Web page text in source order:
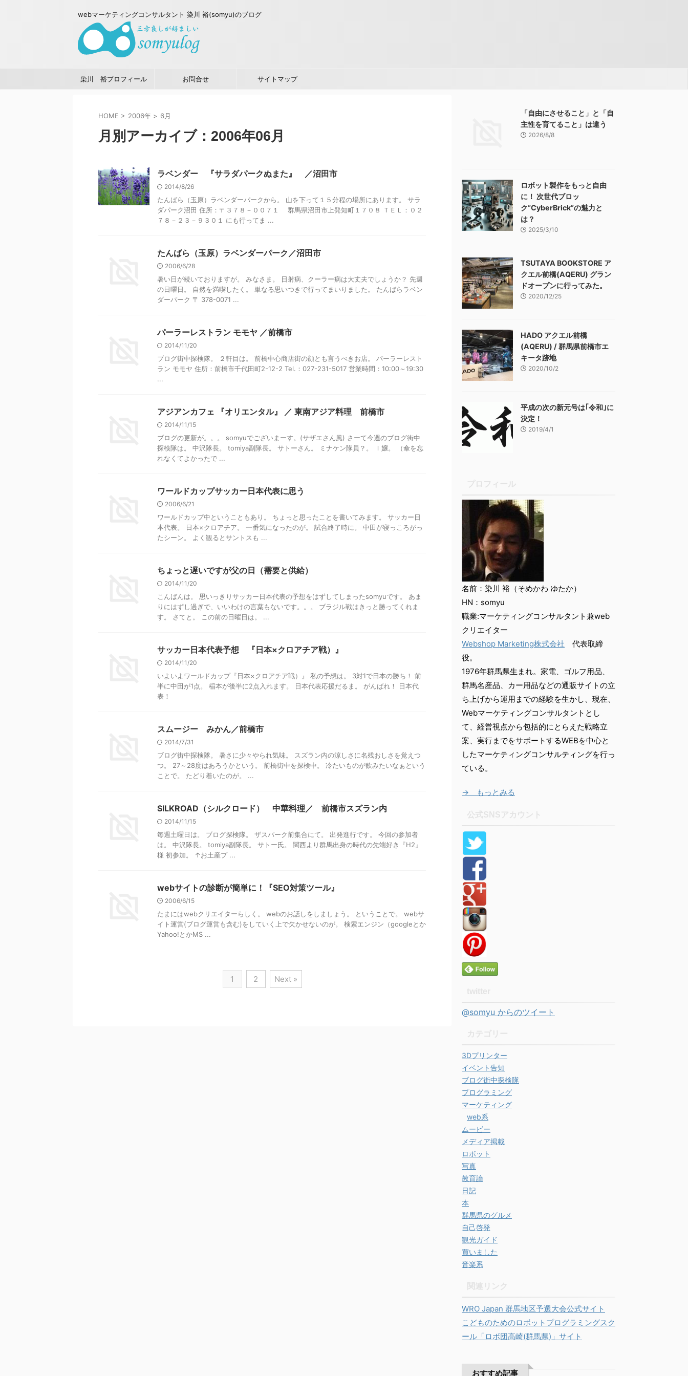
webマーケティングコンサルタント 染川 裕(somyu)のブログ
染川 裕プロフィール お問合せ サイトマップ
HOME > 2006年 > 6月
月別アーカイブ：2006年06月
ラベンダー 『サラダパークぬまた』 ／沼田市
2014/8/26
たんばら（玉原）ラベンダーパークから。 山を下って１５分程の場所にあります。 サラ
ダパーク沼田 住所：〒３７８－００７１ 群馬県沼田市上発知町１７０８ ＴＥＬ：０２
７８－２３－９３０１ にも行ってま ...
たんばら（玉原）ラベンダーパーク／沼田市
2006/6/28
暑い日が続いておりますが。 みなさま。 日射病、クーラー病は大丈夫でしょうか？ 先週
の日曜日。 自然を満喫したく。 単なる思いつきで行ってまいりました。 たんばらラベン
ダーパーク 〒 378-0071 ...
パーラーレストラン モモヤ ／前橋市
2014/11/20
ブログ街中探検隊。 ２軒目は。 前橋中心商店街の顔とも言うべきお店。 パーラーレスト
ラン モモヤ 住所：前橋市千代田町2-12-2 Tel.：027-231-5017 営業時間：10:00～19:30
...
アジアンカフェ 『オリエンタル』 ／ 東南アジア料理 前橋市
2014/11/15
ブログの更新が。。。 somyuでございまーす。(サザエさん風) さーて今週のブログ街中
探検隊は。 中沢隊長。 tomiya副隊長。 サトーさん。 ミナケン隊員？。 Ｉ嬢。 （傘を忘
れなくてよかったで ...
ワールドカップサッカー日本代表に思う
2006/6/21
ワールドカップ中ということもあり。 ちょっと思ったことを書いてみます。 サッカー日
本代表。 日本×クロアチア。 一番気になったのが。 試合終了時に。 中田が寝っころがっ
たシーン。 よく観るとサントスも ...
ちょっと遅いですが父の日（需要と供給）
2014/11/20
こんばんは。 思いっきりサッカー日本代表の予想をはずしてしまったsomyuです。 あま
りにはずし過ぎで、いいわけの言葉もないです。。。 ブラジル戦はきっと勝ってくれま
す。 さてと。 この前の日曜日は。 ...
サッカー日本代表予想 『日本×クロアチア戦）』
2014/11/20
いよいよワールドカップ『日本×クロアチア戦）』 私の予想は。 3対1で日本の勝ち！ 前
半に中田が1点。 稲本が後半に2点入れます。 日本代表応援だるま。 がんばれ！ 日本代
表！
スムージー みかん／前橋市
2014/7/31
ブログ街中探検隊。 暑さに少々やられ気味。 スズラン内の涼しさに名残おしさを覚えつ
つ。 27～28度はあろうかという。 前橋街中を探検中。 冷たいものが飲みたいなぁという
ことで。 たどり着いたのが。 ...
SILKROAD（シルクロード） 中華料理／ 前橋市スズラン内
2014/11/15
毎週土曜日は。 ブログ探検隊。 ザスパーク前集合にて。 出発進行です。 今回の参加者
は。 中沢隊長。 tomiya副隊長。 サトー氏。 関西より群馬出身の時代の先端好き『H2』
様 初参加。 ↑お土産プ ...
webサイトの診断が簡単に！『SEO対策ツール』
2006/6/15
たまにはwebクリエイターらしく。 webのお話しをしましょう。 ということで。 webサ
イト運営(ブログ運営も含む)をしていく上で欠かせないのが。 検索エンジン（googleとか
Yahoo!とかMS ...
1 2 Next »
「自由にさせること」と「自
主性を育てること」は違う
2026/8/8
ロボット製作をもっと自由
に！ 次世代ブロッ
ク“CyberBrick”の魅力と
は？
2025/3/10
TSUTAYA BOOKSTORE ア
クエル前橋(AQERU) グラン
ドオープンに行ってみた。
2020/12/25
HADO アクエル前橋
(AQERU) / 群馬県前橋市エ
キータ跡地
2020/10/2
平成の次の新元号は｢令和｣に
決定！
2019/4/1
名前：染川 裕（そめかわ ゆたか）
HN：somyu
職業:マーケティングコンサルタント兼web
クリエイター
Webshop Marketing株式会社 代表取締
役。
1976年群馬県生まれ。家電、ゴルフ用品、
群馬名産品、カー用品などの通販サイトの立
ち上げから運用までの経験を生かし、現在、
Webマーケティングコンサルタントとし
て、経営視点から包括的にとらえた戦略立
案、実行までをサポートするWEBを中心と
したマーケティングコンサルティングを行っ
ている。
→ もっとみる
@somyu からのツイート
3Dプリンター
イベント告知
ブログ街中探検隊
プログラミング
マーケティング
web系
ムービー
メディア掲載
ロボット
写真
教育論
日記
本
群馬県のグルメ
自己啓発
観光ガイド
買いました
音楽系
WRO Japan 群馬地区予選大会公式サイト
こどものためのロボットプログラミングスク
ール「ロボ団高崎(群馬県)」サイト
おすすめ記事